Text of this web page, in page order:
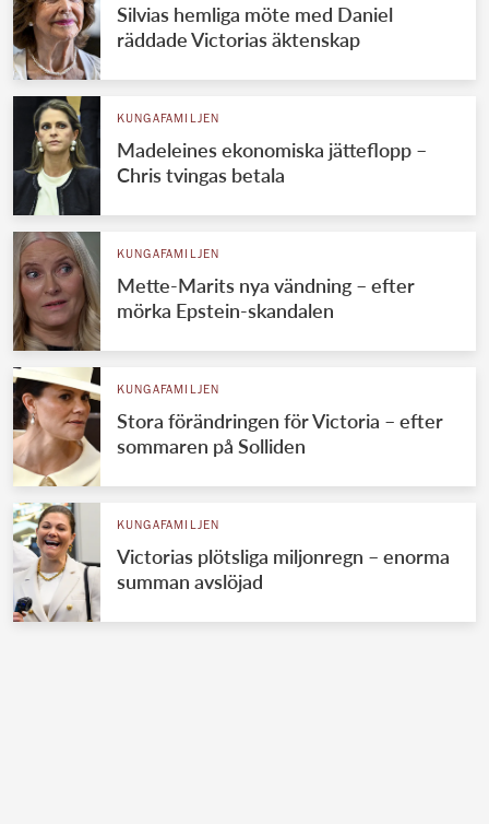
Silvias hemliga möte med Daniel
räddade Victorias äktenskap
KUNGAFAMILJEN
Madeleines ekonomiska jätteflopp –
Chris tvingas betala
KUNGAFAMILJEN
Mette-Marits nya vändning – efter
mörka Epstein-skandalen
KUNGAFAMILJEN
Stora förändringen för Victoria – efter
sommaren på Solliden
KUNGAFAMILJEN
Victorias plötsliga miljonregn – enorma
summan avslöjad